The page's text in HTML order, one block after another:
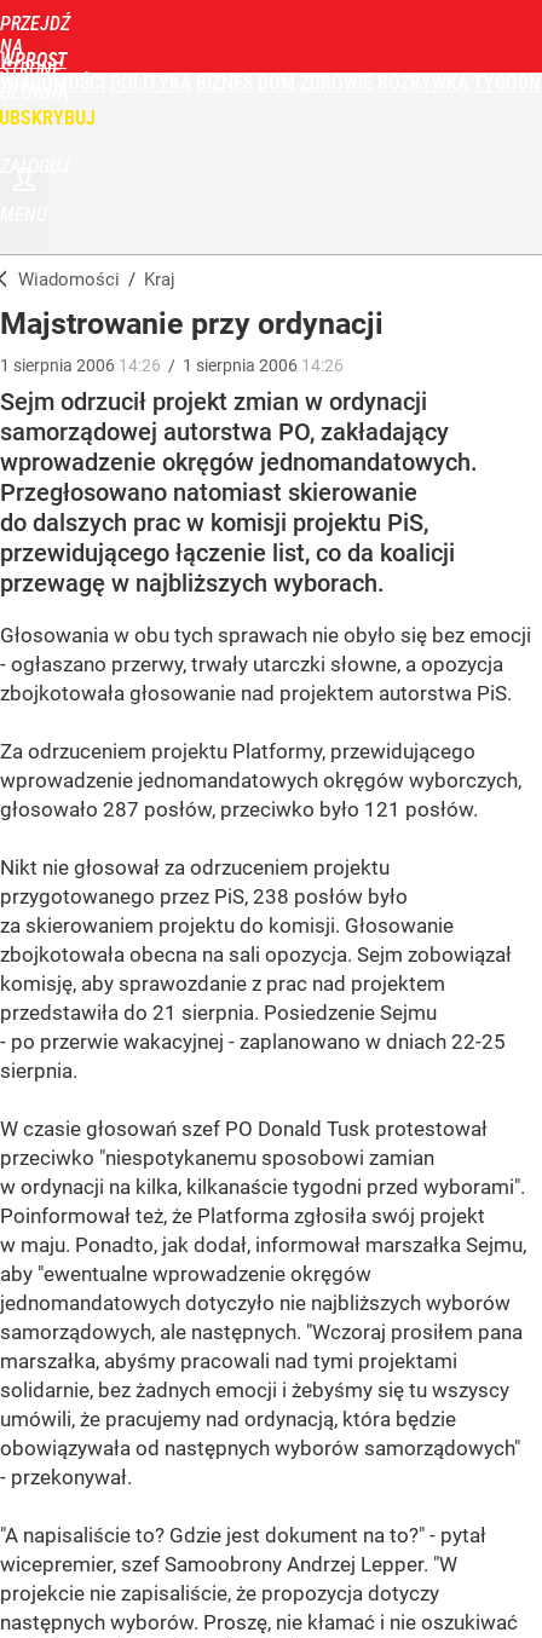
PRZEJDŹ
NA
STRONĘ
WPROST
Wiadomości / Kraj
Majstrowanie przy ordynacji
1 sierpnia 2006 14:26 / 1 sierpnia 2006 14:26
Sejm odrzucił projekt zmian w ordynacji
samorządowej autorstwa PO, zakładający
wprowadzenie okręgów jednomandatowych.
Przegłosowano natomiast skierowanie
do dalszych prac w komisji projektu PiS,
przewidującego łączenie list, co da koalicji
przewagę w najbliższych wyborach.
Głosowania w obu tych sprawach nie obyło się bez emocji
- ogłaszano przerwy, trwały utarczki słowne, a opozycja
zbojkotowała głosowanie nad projektem autorstwa PiS.
Za odrzuceniem projektu Platformy, przewidującego
wprowadzenie jednomandatowych okręgów wyborczych,
głosowało 287 posłów, przeciwko było 121 posłów.
Nikt nie głosował za odrzuceniem projektu
przygotowanego przez PiS, 238 posłów było
za skierowaniem projektu do komisji. Głosowanie
zbojkotowała obecna na sali opozycja. Sejm zobowiązał
komisję, aby sprawozdanie z prac nad projektem
przedstawiła do 21 sierpnia. Posiedzenie Sejmu
- po przerwie wakacyjnej - zaplanowano w dniach 22-25
sierpnia.
W czasie głosowań szef PO Donald Tusk protestował
przeciwko "niespotykanemu sposobowi zamian
w ordynacji na kilka, kilkanaście tygodni przed wyborami".
Poinformował też, że Platforma zgłosiła swój projekt
w maju. Ponadto, jak dodał, informował marszałka Sejmu,
aby "ewentualne wprowadzenie okręgów
jednomandatowych dotyczyło nie najbliższych wyborów
samorządowych, ale następnych. "Wczoraj prosiłem pana
marszałka, abyśmy pracowali nad tymi projektami
solidarnie, bez żadnych emocji i żebyśmy się tu wszyscy
umówili, że pracujemy nad ordynacją, która będzie
obowiązywała od następnych wyborów samorządowych"
- przekonywał.
"A napisaliście to? Gdzie jest dokument na to?" - pytał
wicepremier, szef Samoobrony Andrzej Lepper. "W
projekcie nie zapisaliście, że propozycja dotyczy
następnych wyborów. Proszę, nie kłamać i nie oszukiwać